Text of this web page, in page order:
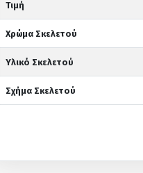
Τιμή
Χρώμα Σκελετού
Υλικό Σκελετού
Σχήμα Σκελετού